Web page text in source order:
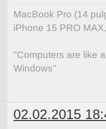
MacBook Pro (14
iPhone 15 PRO
"Computers are like
Windows"
02.02.2015